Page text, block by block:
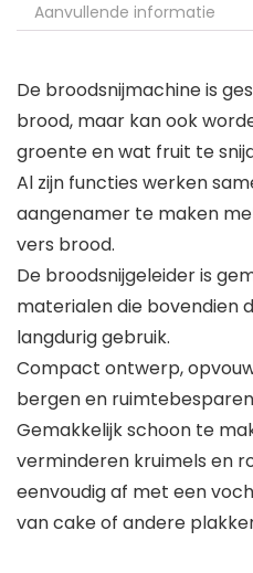
Aanvullende informatie
De broodsnijmachine is
brood, maar kan ook
groente en wat fruit te
Al zijn functies werken
aangenamer te maken
vers brood.
De broodsnijgeleider is
materialen die bovendien
langdurig gebruik.
Compact ontwerp,
bergen en
Gemakkelijk schoon te
verminderen kruimels en
eenvoudig af met een
van cake of andere